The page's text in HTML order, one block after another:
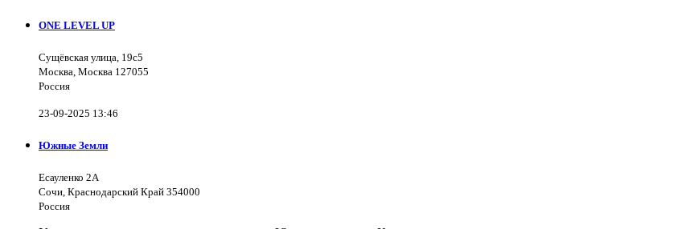
ONE LEVEL UP
Сущёвская улица, 19с5
Москва, Москва 127055
Россия
23-09-2025 13:46
Южные Земли
Есауленко 2А
Сочи, Краснодарский Край 354000
Россия